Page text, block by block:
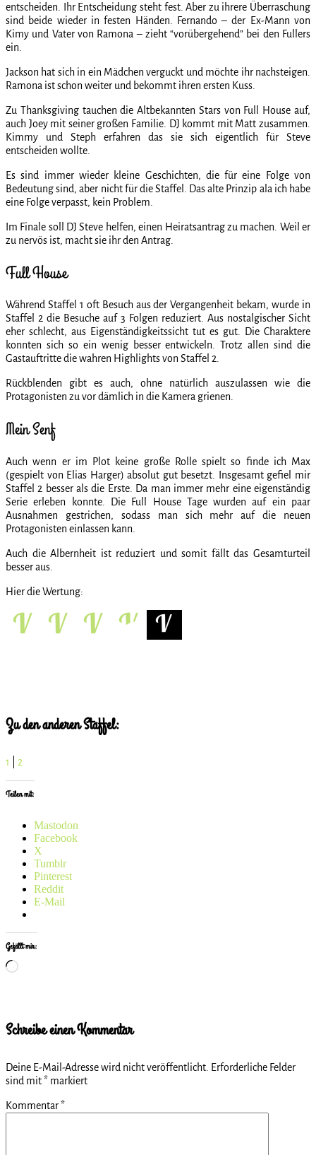
entscheiden. Ihr Entscheidung steht fest. Aber zu ihrere Überraschung
sind beide wieder in festen Händen. Fernando – der Ex-Mann von
Kimy und Vater von Ramona – zieht “vorübergehend” bei den Fullers
ein.
Jackson hat sich in ein Mädchen verguckt und möchte ihr nachsteigen.
Ramona ist schon weiter und bekommt ihren ersten Kuss.
Zu Thanksgiving tauchen die Altbekannten Stars von Full House auf,
auch Joey mit seiner großen Familie. DJ kommt mit Matt zusammen.
Kimmy und Steph erfahren das sie sich eigentlich für Steve
entscheiden wollte.
Es sind immer wieder kleine Geschichten, die für eine Folge von
Bedeutung sind, aber nicht für die Staffel. Das alte Prinzip ala ich habe
eine Folge verpasst, kein Problem.
Im Finale soll DJ Steve helfen, einen Heiratsantrag zu machen. Weil er
zu nervös ist, macht sie ihr den Antrag.
Full House
Während Staffel 1 oft Besuch aus der Vergangenheit bekam, wurde in
Staffel 2 die Besuche auf 3 Folgen reduziert. Aus nostalgischer Sicht
eher schlecht, aus Eigenständigkeitssicht tut es gut. Die Charaktere
konnten sich so ein wenig besser entwickeln. Trotz allen sind die
Gastauftritte die wahren Highlights von Staffel 2.
Rückblenden gibt es auch, ohne natürlich auszulassen wie die
Protagonisten zu vor dämlich in die Kamera grienen.
Mein Senf
Auch wenn er im Plot keine große Rolle spielt so finde ich Max
(gespielt von Elias Harger) absolut gut besetzt. Insgesamt gefiel mir
Staffel 2 besser als die Erste. Da man immer mehr eine eigenständig
Serie erleben konnte. Die Full House Tage wurden auf ein paar
Ausnahmen gestrichen, sodass man sich mehr auf die neuen
Protagonisten einlassen kann.
Auch die Albernheit ist reduziert und somit fällt das Gesamturteil
besser aus.
Hier die Wertung:
Zu den anderen Staffel:
1 2
Teilen mit:
Mastodon
Facebook
X
Tumblr
Pinterest
Reddit
E-Mail
Gefällt mir:
Wird
Schreibe einen Kommentar
Deine E-Mail-Adresse wird nicht veröffentlicht. Erforderliche Felder
sind mit* markiert
Kommentar*